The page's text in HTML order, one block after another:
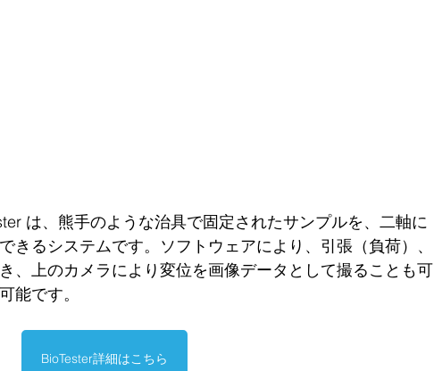
は、熊手のような治具で固定されたサンプルを、二軸に
きるシステムです。ソフトウェアにより、引張（負荷）、
、上のカメラにより変位を画像データとして撮ることも可
能です。
BioTester詳細はこちら